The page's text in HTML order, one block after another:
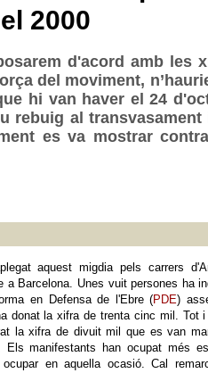
2000
d'acord amb les
del moviment,
hi van haver el 24
rebuig al transvasament
es va mostrar
aquest migdia pels carrers
a Barcelona. Unes vuit persones ha
en Defensa de l'Ebre (PDE)
donat la xifra de trenta cinc mil. Tot i
la xifra de divuit mil que es van
manifestants han ocupat més
en aquella ocasió. Cal